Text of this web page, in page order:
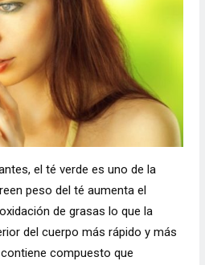
el té verde es uno de la
peso del té aumenta el
de grasas lo que la
del cuerpo más rápido y más
compuesto que